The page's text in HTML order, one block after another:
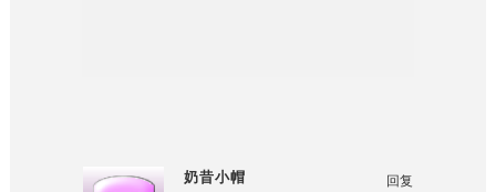
奶昔小帽 回复